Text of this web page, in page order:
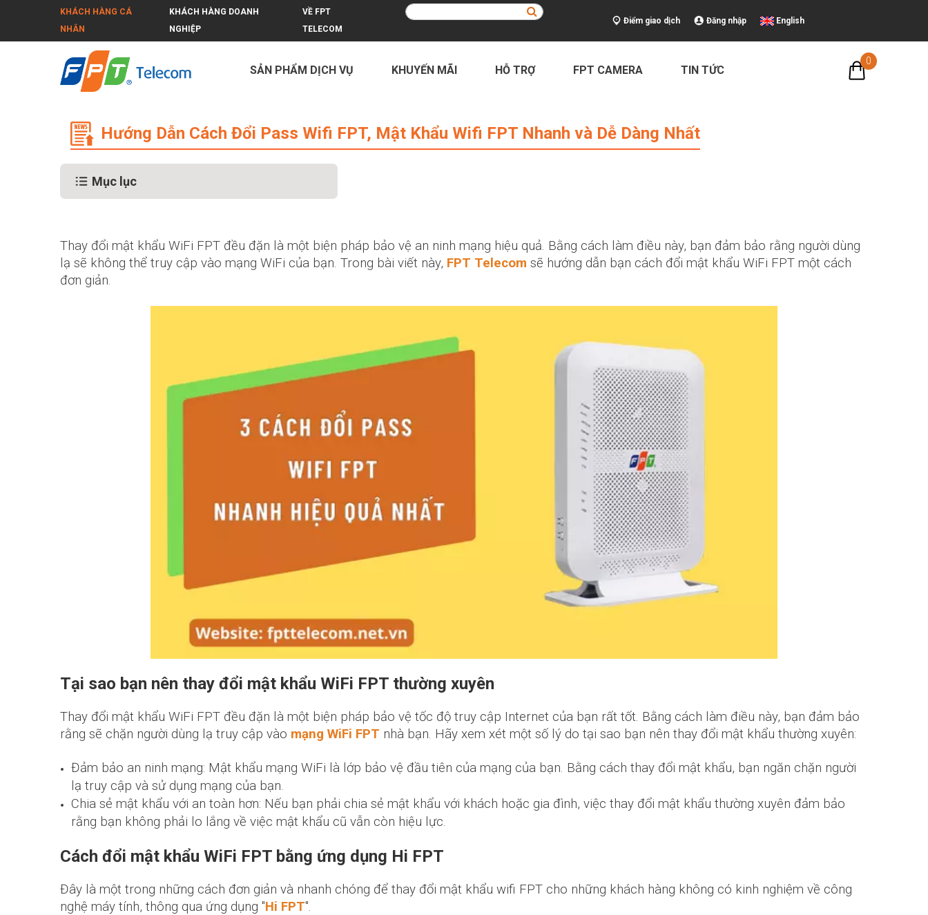
KHÁCH HÀNG CÁ
NHÂN
KHÁCH HÀNG DOANH
NGHIỆP
VỀ FPT
TELECOM
Điểm giao dịch Đăng nhập English
SẢN PHẨM DỊCH VỤ KHUYẾN MÃI HỖ TRỢ FPT CAMERA TIN TỨC
0
Hướng Dẫn Cách Đổi Pass Wifi FPT, Mật Khẩu Wifi FPT Nhanh và Dễ Dàng Nhất
Mục lục
Thay đổi mật khẩu WiFi FPT đều đặn là một biện pháp bảo vệ an ninh mạng hiệu quả. Bằng cách làm điều này, bạn đảm bảo rằng người dùng
lạ sẽ không thể truy cập vào mạng WiFi của bạn. Trong bài viết này, FPT Telecom sẽ hướng dẫn bạn cách đổi mật khẩu WiFi FPT một cách
đơn giản.
Tại sao bạn nên thay đổi mật khẩu WiFi FPT thường xuyên
Thay đổi mật khẩu WiFi FPT đều đặn là một biện pháp bảo vệ tốc độ truy cập Internet của bạn rất tốt. Bằng cách làm điều này, bạn đảm bảo
rằng sẽ chặn người dùng lạ truy cập vào mạng WiFi FPT nhà bạn. Hãy xem xét một số lý do tại sao bạn nên thay đổi mật khẩu thường xuyên:
Đảm bảo an ninh mạng: Mật khẩu mạng WiFi là lớp bảo vệ đầu tiên của mạng của bạn. Bằng cách thay đổi mật khẩu, bạn ngăn chặn người
lạ truy cập và sử dụng mạng của bạn.
Chia sẻ mật khẩu với an toàn hơn: Nếu bạn phải chia sẻ mật khẩu với khách hoặc gia đình, việc thay đổi mật khẩu thường xuyên đảm bảo
rằng bạn không phải lo lắng về việc mật khẩu cũ vẫn còn hiệu lực.
Cách đổi mật khẩu WiFi FPT bằng ứng dụng Hi FPT
Đây là một trong những cách đơn giản và nhanh chóng để thay đổi mật khẩu wifi FPT cho những khách hàng không có kinh nghiệm về công
nghệ máy tính, thông qua ứng dụng "Hi FPT".